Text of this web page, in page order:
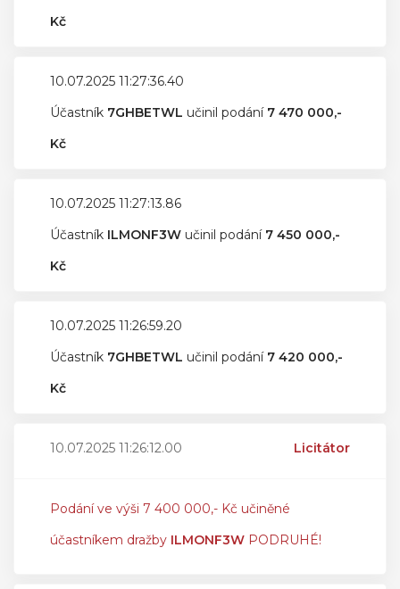
Kč
10.07.2025 11:27:36.40
Účastník 7GHBETWL učinil podání 7 470 000,-
Kč
10.07.2025 11:27:13.86
Účastník ILMONF3W učinil podání 7 450 000,-
Kč
10.07.2025 11:26:59.20
Účastník 7GHBETWL učinil podání 7 420 000,-
Kč
10.07.2025 11:26:12.00 Licitátor
Podání ve výši 7 400 000,- Kč učiněné
účastníkem dražby ILMONF3W PODRUHÉ!